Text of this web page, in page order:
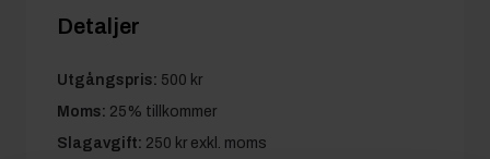
Detaljer
Utgångspris: 500 kr
Moms: 25% tillkommer
Slagavgift: 250 kr exkl. moms